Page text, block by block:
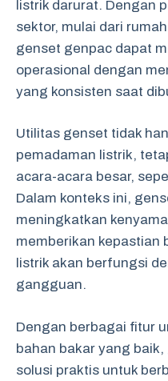
listrik darurat. Dengan
sektor, mulai dari
genset genpac dapat
operasional dengan
yang konsisten saat
Utilitas genset tidak
pemadaman listrik,
acara-acara besar,
Dalam konteks ini,
meningkatkan
memberikan kepastian
listrik akan berfungsi
gangguan.
Dengan berbagai fitur
bahan bakar yang
solusi praktis untuk